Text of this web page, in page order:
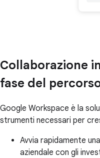
Collaborazione
fase del
Google Workspace è la
strumenti necessari per
Avvia rapidamente una
aziendale con gli